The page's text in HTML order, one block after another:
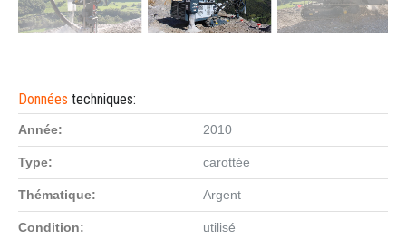
Données techniques:
Année: 2010
Type: carottée
Thématique: Argent
Condition: utilisé